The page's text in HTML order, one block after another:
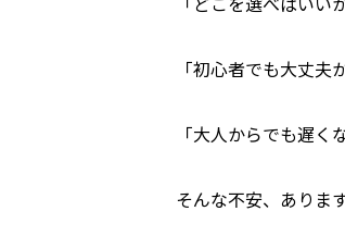
「初心者でも大丈夫
「大人からでも遅く
そんな不安、ありま